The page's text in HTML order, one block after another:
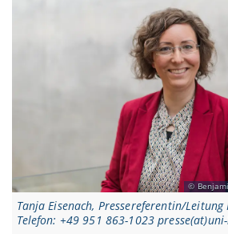
Tanja Eisenach, Pressereferentin/Leitung
Telefon: +49 951 863-1023